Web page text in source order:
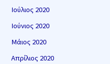
Ιούλιος 2020
Ιούνιος 2020
Μάιος 2020
Απρίλιος 2020